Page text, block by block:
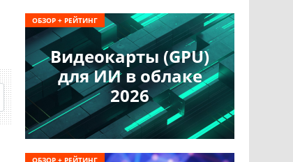
Видеокарты (GPU)
для ИИ в облаке
2026
ОБЗОР + РЕЙТИНГ
ОБЗОР + РЕЙТИНГ